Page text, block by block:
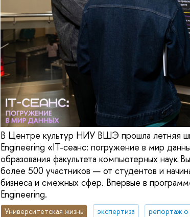
В Центре культур НИУ ВШЭ прошла летняя
Engineering «IT-сеанс: погружение в мир
образования факультета компьютерных наук
более 500 участников — от студентов и
бизнеса и смежных сфер. Впервые в
Engineering.
Университетская жизнь экспертиза репортаж